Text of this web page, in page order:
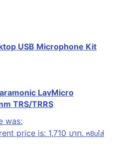
USB Microphone Kit
LavMicro
TRS/TRRS
was:
price is: 1,710 บาท. หยิบใส่